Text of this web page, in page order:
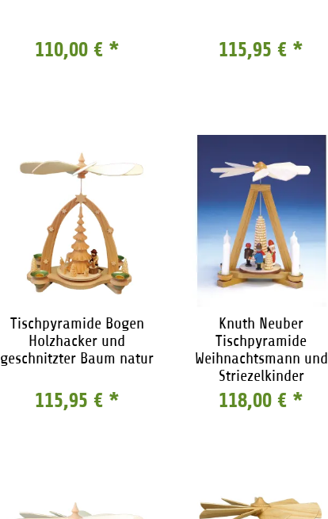
110,00 € * 115,95 € *
Tischpyramide Bogen
Holzhacker und
geschnitzter Baum natur
115,95 € *
Knuth Neuber
Tischpyramide
Weihnachtsmann und
Striezelkinder
118,00 € *